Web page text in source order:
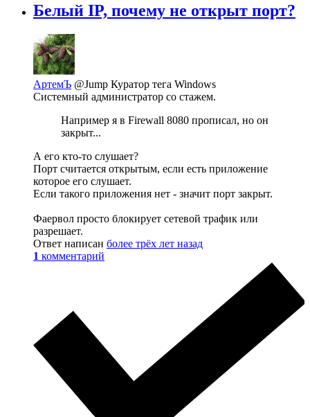
Белый IP, почему не открыт порт?
АртемЪ @Jump Куратор тега Windows
Системный администратор со стажем.
Например я в Firewall 8080 прописал, но он
закрыт...
А его кто-то слушает?
Порт считается открытым, если есть приложение
которое его слушает.
Если такого приложения нет - значит порт закрыт.
Фаервол просто блокирует сетевой трафик или
разрешает.
Ответ написан более трёх лет назад
1 комментарий